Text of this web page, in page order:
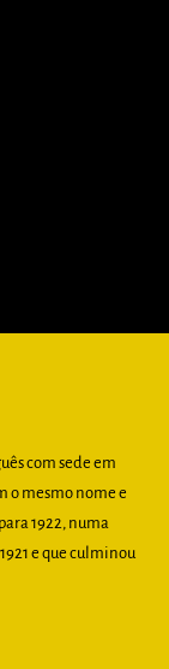
com sede em
o mesmo nome e
1922, numa
e que culminou